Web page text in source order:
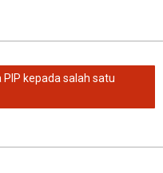
kepada salah satu